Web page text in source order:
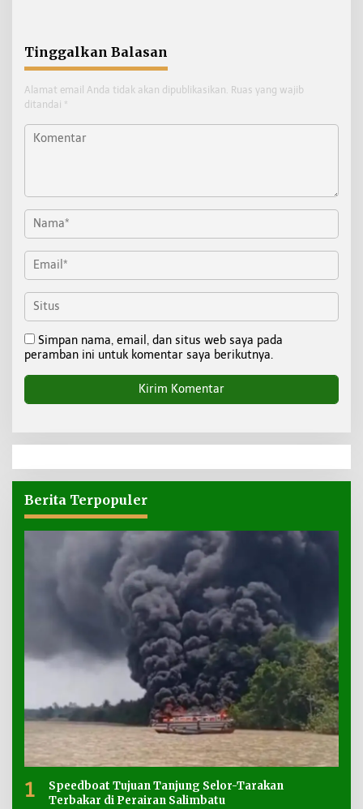
Tinggalkan Balasan
Alamat email Anda tidak akan dipublikasikan. Ruas yang wajib
ditandai *
Simpan nama, email, dan situs web saya pada
peramban ini untuk komentar saya berikutnya.
Berita Terpopuler
1
Speedboat Tujuan Tanjung Selor-Tarakan
Terbakar di Perairan Salimbatu